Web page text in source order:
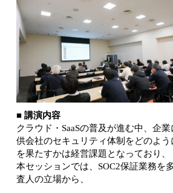
■ 講演内容
クラウド・SaaSの普及が進む中、企
供会社のセキュリティ体制をどのよ
を果たすかは経営課題となっており、
本セッションでは、SOC2保証業務を
査人の立場から、